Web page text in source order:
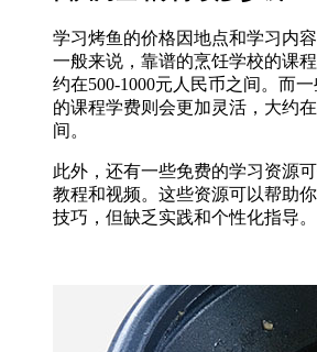
学习烤鱼的价格因地点和学习内
一般来说，靠谱的烹饪学校的课
约在500-1000元人民币之间。而
的课程学费则会更加灵活，大约
间。
此外，还有一些免费的学习资源
教程和视频。这些资源可以帮助
技巧，但缺乏实践和个性化指导。